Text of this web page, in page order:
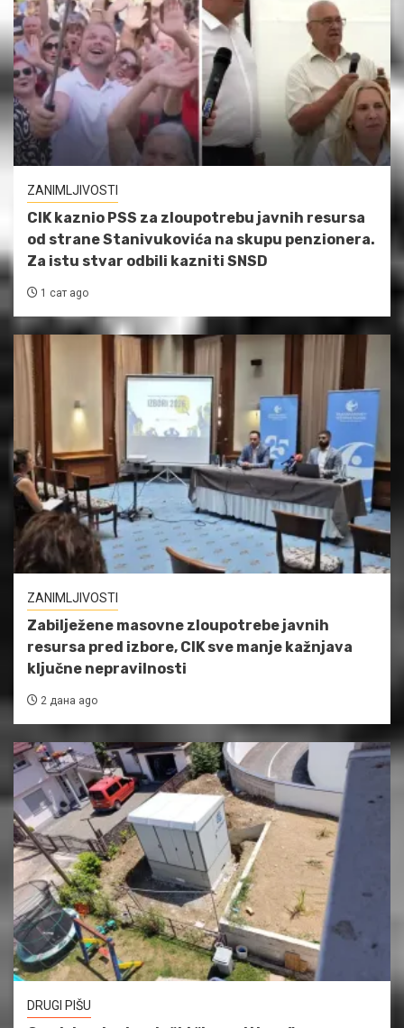
ZANIMLJIVOSTI
CIK kaznio PSS za zloupotrebu javnih resursa
od strane Stanivukovića na skupu penzionera.
Za istu stvar odbili kazniti SNSD
1 сат ago
ZANIMLJIVOSTI
Zabilježene masovne zloupotrebe javnih
resursa pred izbore, CIK sve manje kažnjava
ključne nepravilnosti
2 дана ago
DRUGI PIŠU